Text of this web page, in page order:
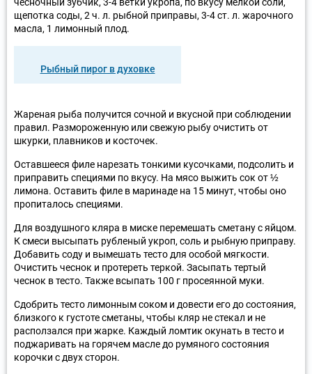
щепотка соды, 2 ч. л. рыбной приправы, 3-4 ст. л. жарочного
масла, 1 лимонный плод.
Рыбный пирог в духовке
Жареная рыба получится сочной и вкусной при соблюдении
правил. Размороженную или свежую рыбу очистить от
шкурки, плавников и косточек.
Оставшееся филе нарезать тонкими кусочками, подсолить и
приправить специями по вкусу. На мясо выжить сок от ½
лимона. Оставить филе в маринаде на 15 минут, чтобы оно
пропиталось специями.
Для воздушного кляра в миске перемешать сметану с яйцом.
К смеси высыпать рубленый укроп, соль и рыбную приправу.
Добавить соду и вымешать тесто для особой мягкости.
Очистить чеснок и протереть теркой. Засыпать тертый
чеснок в тесто. Также всыпать 100 г просеянной муки.
Сдобрить тесто лимонным соком и довести его до состояния,
близкого к густоте сметаны, чтобы кляр не стекал и не
расползался при жарке. Каждый ломтик окунать в тесто и
поджаривать на горячем масле до румяного состояния
корочки с двух сторон.